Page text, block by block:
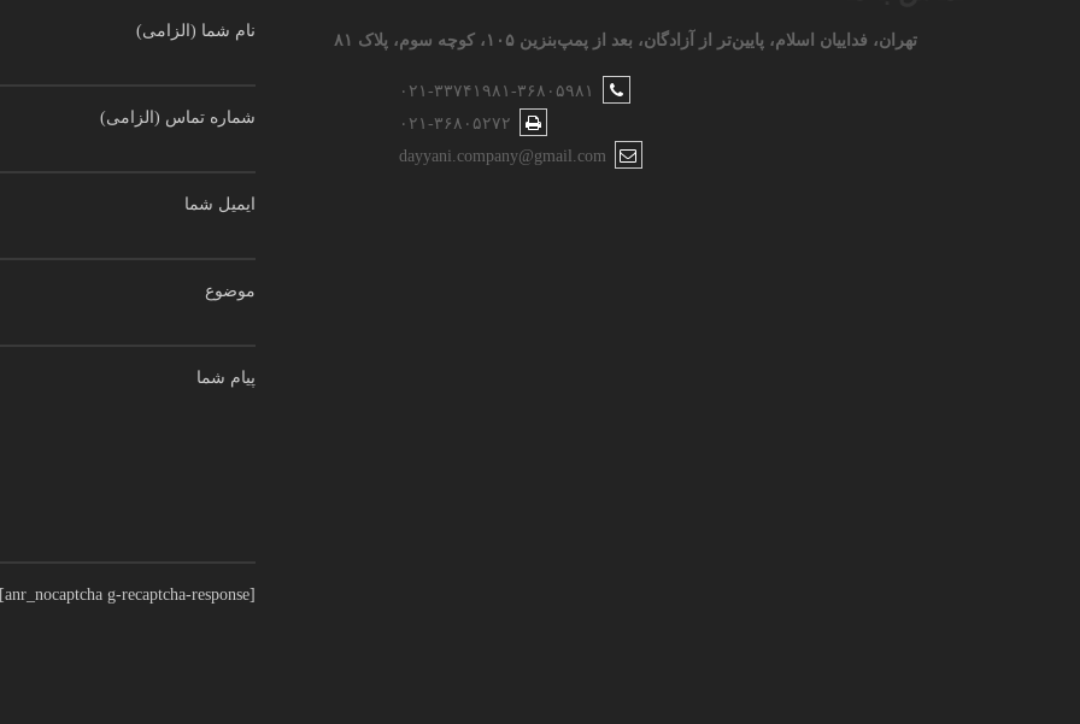
تهران، فداییان اسلام، پایین‌تر از آزادگان، بعد از پمپ‌بنزین ۱۰۵، کوچه سوم، پلاک ۸۱
۰۲۱-۳۳۷۴۱۹۸۱-۳۶۸۰۵۹۸۱
۰۲۱-۳۶۸۰۵۲۷۲
dayyani.company@gmail.com
نام شما (الزامی)
شماره تماس (الزامی)
ایمیل شما
موضوع
پیام شما
[anr_nocaptcha g-recaptcha-response]